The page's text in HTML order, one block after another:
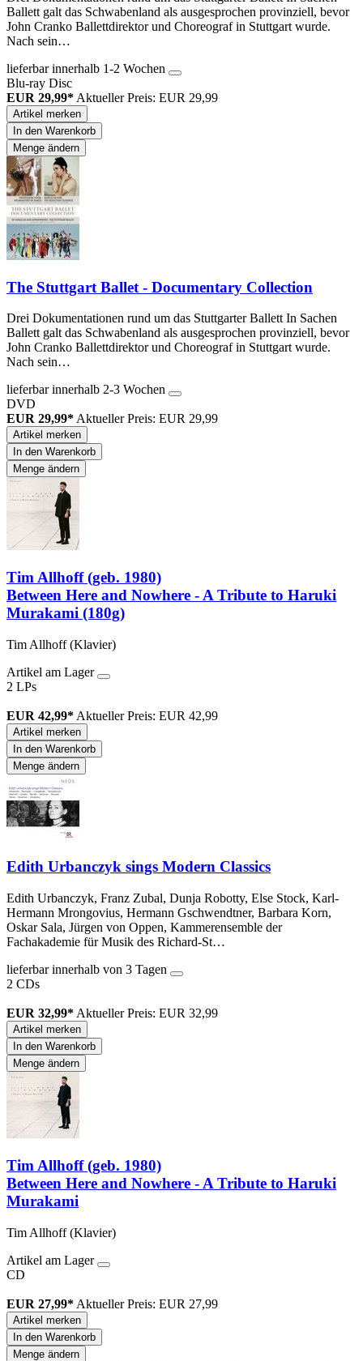
Ballett galt das Schwabenland als ausgesprochen provinziell, bevor
John Cranko Ballettdirektor und Choreograf in Stuttgart wurde.
Nach sein…
lieferbar innerhalb 1-2 Wochen
Blu-ray Disc
EUR 29,99* Aktueller Preis: EUR 29,99
Artikel merken
In den Warenkorb
Menge ändern
The Stuttgart Ballet - Documentary Collection
Drei Dokumentationen rund um das Stuttgarter Ballett In Sachen
Ballett galt das Schwabenland als ausgesprochen provinziell, bevor
John Cranko Ballettdirektor und Choreograf in Stuttgart wurde.
Nach sein…
lieferbar innerhalb 2-3 Wochen
DVD
EUR 29,99* Aktueller Preis: EUR 29,99
Artikel merken
In den Warenkorb
Menge ändern
Tim Allhoff (geb. 1980)
Between Here and Nowhere - A Tribute to Haruki
Murakami (180g)
Tim Allhoff (Klavier)
Artikel am Lager
2 LPs
EUR 42,99* Aktueller Preis: EUR 42,99
Artikel merken
In den Warenkorb
Menge ändern
Edith Urbanczyk sings Modern Classics
Edith Urbanczyk, Franz Zubal, Dunja Robotty, Else Stock, Karl-
Hermann Mrongovius, Hermann Gschwendtner, Barbara Korn,
Oskar Sala, Jürgen von Oppen, Kammerensemble der
Fachakademie für Musik des Richard-St…
lieferbar innerhalb von 3 Tagen
2 CDs
EUR 32,99* Aktueller Preis: EUR 32,99
Artikel merken
In den Warenkorb
Menge ändern
Tim Allhoff (geb. 1980)
Between Here and Nowhere - A Tribute to Haruki
Murakami
Tim Allhoff (Klavier)
Artikel am Lager
CD
EUR 27,99* Aktueller Preis: EUR 27,99
Artikel merken
In den Warenkorb
Menge ändern